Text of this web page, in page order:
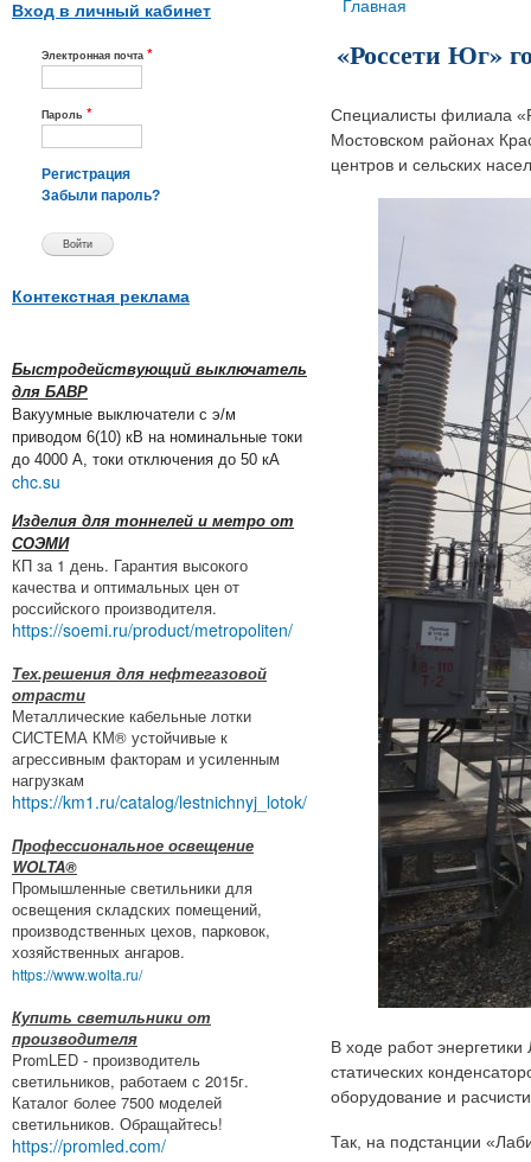
Вход в личный кабинет
Электронная почта *
Пароль *
Регистрация
Забыли пароль?
Контекстная реклама
Быстродействующий выключатель
для БАВР
Вакуумные выключатели с э/м
приводом 6(10) кВ на номинальные токи
до 4000 А, токи отключения до 50 кА
chc.su
Изделия для тоннелей и метро от
СОЭМИ
КП за 1 день. Гарантия высокого
качества и оптимальных цен от
российского производителя.
https://soemi.ru/product/metropoliten/
Тех.решения для нефтегазовой
отрасти
Металлические кабельные лотки
СИСТЕМА КМ® устойчивые к
агрессивным факторам и усиленным
нагрузкам
https://km1.ru/catalog/lestnichnyj_lotok/
Профессиональное освещение
WOLTA®
Промышленные светильники для
освещения складских помещений,
производственных цехов, парковок,
хозяйственных ангаров.
https://www.wolta.ru/
Купить светильники от
производителя
PromLED - производитель
светильников, работаем с 2015г.
Каталог более 7500 моделей
светильников. Обращайтесь!
https://promled.com/
Вы здесь
Главная
«Россети Юг»
Специалисты филиала
Мостовском районах
центров и сельских
В ходе работ
статических
оборудование и
Так, на подстанции